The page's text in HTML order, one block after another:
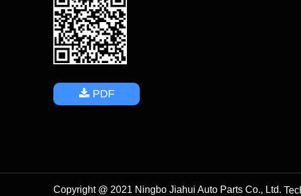
PDF
Copyright @ 2021 Ningbo Jiahui Auto Parts Co., Ltd.